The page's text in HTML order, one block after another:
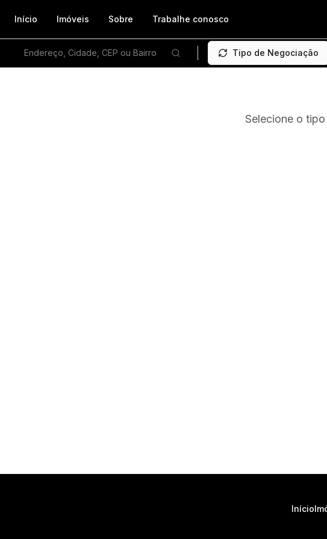
Início Imóveis Sobre Trabalhe conosco
Endereço, Cidade, CEP ou Bairro Tipo de Negociação
Selecione o
Início